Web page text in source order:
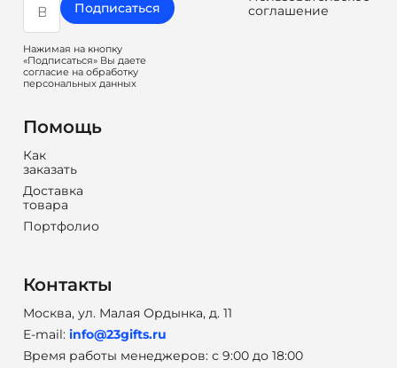
Подписаться
Нажимая на кнопку
«Подписаться» Вы даете
согласие на обработку
персональных данных
соглашение
Помощь
Как
заказать
Доставка
товара
Портфолио
Контакты
Москва, ул. Малая Ордынка, д. 11
E-mail: info@23gifts.ru
Время работы менеджеров: с 9:00 до 18:00